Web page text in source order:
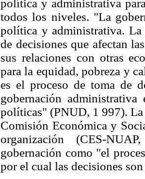
política y administrativa
todos los niveles. "La
política y administrativa. La
de decisiones que afectan
sus relaciones con otras
para la equidad, pobreza y
es el proceso de toma de
gobernación
políticas" (PNUD, 1 997). La
Comisión Económica y
organización (CES-
gobernación como "el
por el cual las decisiones